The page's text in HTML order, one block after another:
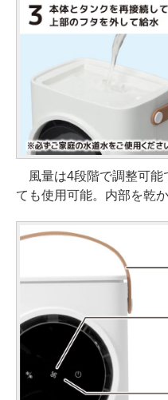
風量は4段階で調整可能
ても使用可能。内部を乾